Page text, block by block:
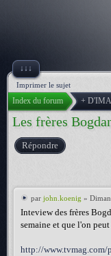
↓↓↓
Imprimer le sujet
Index du forum +
Les frères
Répondre
par john.koenig »
Inteview des frères
semaine et que l'on
http://www.tvmag.com/